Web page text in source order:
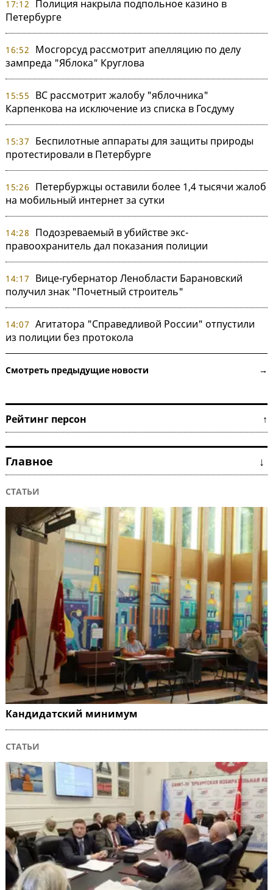
17:12
Полиция накрыла подпольное казино в
Петербурге
16:52
Мосгорсуд рассмотрит апелляцию по делу
зампреда "Яблока" Круглова
15:55
ВС рассмотрит жалобу "яблочника"
Карпенкова на исключение из списка в Госдуму
15:37
Беспилотные аппараты для защиты природы
протестировали в Петербурге
15:26
Петербуржцы оставили более 1,4 тысячи жалоб
на мобильный интернет за сутки
14:28
Подозреваемый в убийстве экс-
правоохранитель дал показания полиции
14:17
Вице-губернатор Ленобласти Барановский
получил знак "Почетный строитель"
14:07 Агитатора "Справедливой России" отпустили
из полиции без протокола
Смотреть предыдущие новости →
Рейтинг персон ↑
Главное ↓
СТАТЬИ
Кандидатский минимум
СТАТЬИ